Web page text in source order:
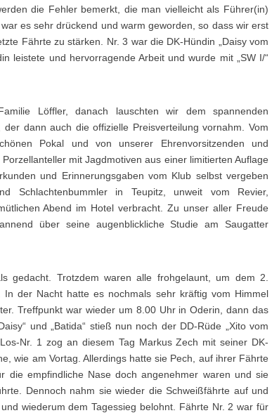
die Fehler bemerkt, die man vielleicht als Führer(in)
es sehr drückend und warm geworden, so dass wir erst
Fährte zu stärken. Nr. 3 war die DK-Hündin „Daisy vom
leistete und hervorragende Arbeit und wurde mit „SW I/“
Löffler, danach lauschten wir dem spannenden
dann auch die offizielle Preisverteilung vornahm. Vom
Pokal und von unserer Ehrenvorsitzenden und
mit Jagdmotiven aus einer limitierten Auflage
und Erinnerungsgaben vom Klub selbst vergeben
Schlachtenbummler in Teupitz, unweit vom Revier,
Abend im Hotel verbracht. Zu unser aller Freude
über seine augenblickliche Studie am Saugatter
gedacht. Trotzdem waren alle frohgelaunt, um dem 2.
der Nacht hatte es nochmals sehr kräftig vom Himmel
Treffpunkt war wieder um 8.00 Uhr in Oderin, dann das
und „Batida“ stieß nun noch der DD-Rüde „Xito vom
Nr. 1 zog an diesem Tag Markus Zech mit seiner DK-
wie am Vortag. Allerdings hatte sie Pech, auf ihrer Fährte
die empfindliche Nase doch angenehmer waren und sie
Dennoch nahm sie wieder die Schweißfährte auf und
wiederum dem Tagessieg belohnt. Fährte Nr. 2 war für